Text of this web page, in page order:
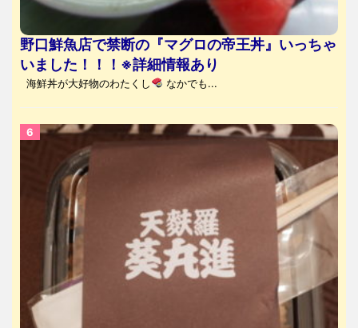
野口鮮魚店で禁断の『マグロの帝王丼』いっちゃ
いました！！！※詳細情報あり
海鮮丼が大好物のわたくし なかでも...